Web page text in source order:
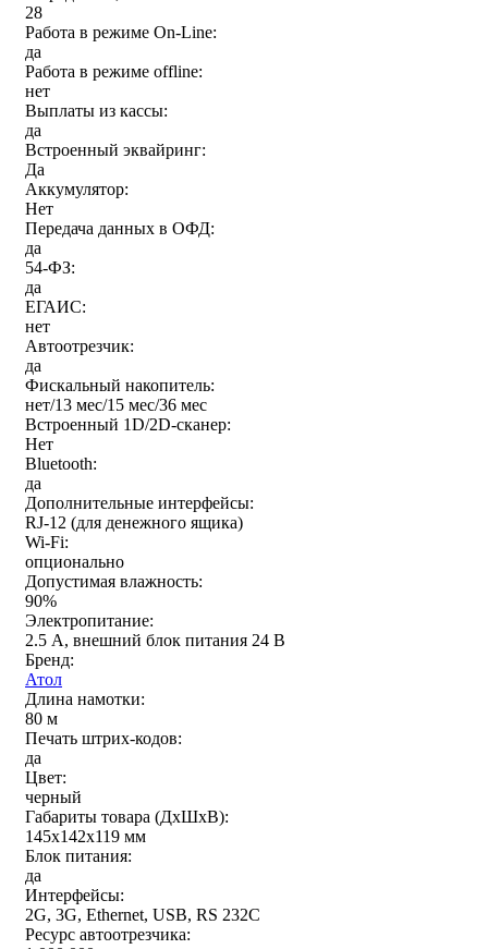
28
Работа в режиме On-Line:
да
Работа в режиме offline:
нет
Выплаты из кассы:
да
Встроенный эквайринг:
Да
Аккумулятор:
Нет
Передача данных в ОФД:
да
54-ФЗ:
да
ЕГАИС:
нет
Автоотрезчик:
да
Фискальный накопитель:
нет/13 мес/15 мес/36 мес
Встроенный 1D/2D-сканер:
Нет
Bluetooth:
да
Дополнительные интерфейсы:
RJ-12 (для денежного ящика)
Wi-Fi:
опционально
Допустимая влажность:
90%
Электропитание:
2.5 А, внешний блок питания 24 В
Бренд:
Атол
Длина намотки:
80 м
Печать штрих-кодов:
да
Цвет:
черный
Габариты товара (ДxШxВ):
145х142х119 мм
Блок питания:
да
Интерфейсы:
2G, 3G, Ethernet, USB, RS 232C
Ресурс автоотрезчика: